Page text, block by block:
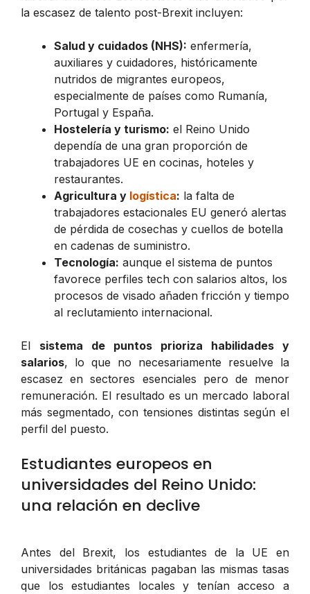
la escasez de talento post-Brexit incluyen:
Salud y cuidados (NHS): enfermería,
auxiliares y cuidadores, históricamente
nutridos de migrantes europeos,
especialmente de países como Rumanía,
Portugal y España.
Hostelería y turismo: el Reino Unido
dependía de una gran proporción de
trabajadores UE en cocinas, hoteles y
restaurantes.
Agricultura y logística: la falta de
trabajadores estacionales EU generó alertas
de pérdida de cosechas y cuellos de botella
en cadenas de suministro.
Tecnología: aunque el sistema de puntos
favorece perfiles tech con salarios altos, los
procesos de visado añaden fricción y tiempo
al reclutamiento internacional.
El sistema de puntos prioriza habilidades y
salarios, lo que no necesariamente resuelve la
escasez en sectores esenciales pero de menor
remuneración. El resultado es un mercado laboral
más segmentado, con tensiones distintas según el
perfil del puesto.
Estudiantes europeos en
universidades del Reino Unido:
una relación en declive
Antes del Brexit, los estudiantes de la UE en
universidades británicas pagaban las mismas tasas
que los estudiantes locales y tenían acceso a